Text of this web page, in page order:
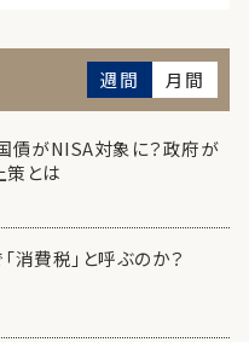
週間 月間
債がNISA対象に？政府が
策とは
消費税」と呼ぶのか？